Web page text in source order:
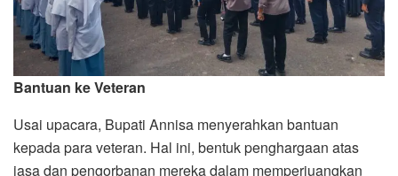
Bantuan ke Veteran
Usai upacara, Bupati Annisa menyerahkan bantuan
kepada para veteran. Hal ini, bentuk penghargaan atas
jasa dan pengorbanan mereka dalam memperjuangkan